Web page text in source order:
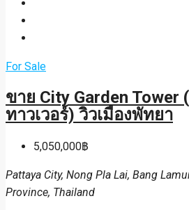
For Sale
ขาย City Garden Tower
ทาวเวอร์) วิวเมืองพัทยา
5,050,000฿
Pattaya City, Nong Pla Lai, Bang
Province, Thailand